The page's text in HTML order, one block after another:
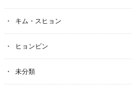
キム・スヒョン
ヒョンビン
未分類